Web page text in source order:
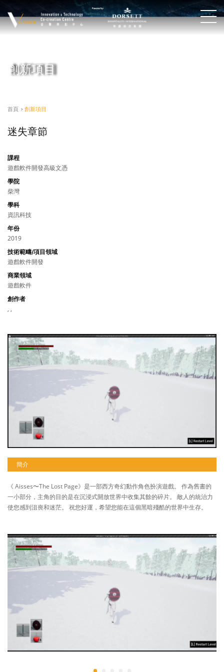
創新項目
首頁 > 創新項目
迷失章節
課程
遊戲軟件開發高級文憑
學院
柴灣
學科
資訊科技
年份
2019
技術範疇/項目領域
遊戲軟件開發
商業領域
遊戲軟件
創作者
, ,
簡介
《 Aisses〜The Lost Page》是一部西方奇幻動作角色扮演遊戲。 作為舊書的
一小部分，主角的目的是在沉浸式開放世界中收集其餘的碎片。 敵人的統治力
使您感到沮喪和迷茫。 祝您好運，希望您能在這個黑暗殘酷的世界中生存。